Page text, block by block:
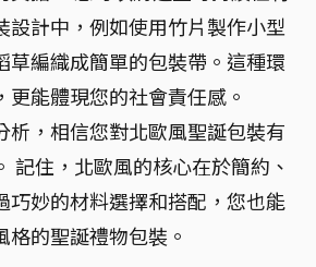
設計中，例如使用竹片製作小型
草編織成簡單的包裝帶。這種環
能體現您的社會責任感。
析，相信您對北歐風聖誕包裝有
記住，北歐風的核心在於簡約、
巧妙的材料選擇和搭配，您也能
的聖誕禮物包裝。